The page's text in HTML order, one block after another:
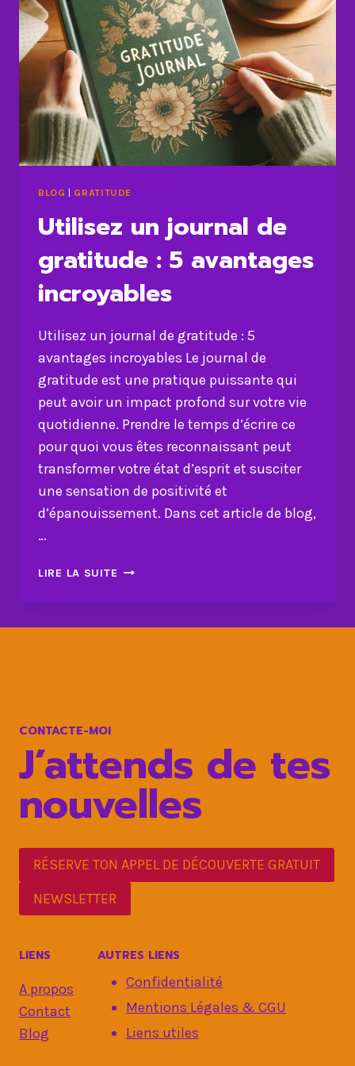
BLOG | GRATITUDE
Utilisez un journal de
gratitude : 5 avantages
incroyables
Utilisez un journal de gratitude : 5
avantages incroyables Le journal de
gratitude est une pratique puissante qui
peut avoir un impact profond sur votre vie
quotidienne. Prendre le temps d’écrire ce
pour quoi vous êtes reconnaissant peut
transformer votre état d’esprit et susciter
une sensation de positivité et
d’épanouissement. Dans cet article de blog,
…
LIRE LA SUITE UTILISEZ
CONTACTE-MOI
J’attends de tes
nouvelles
RÉSERVE TON APPEL DE DÉCOUVERTE GRATUIT
NEWSLETTER
LIENS
A propos
Contact
Blog
AUTRES LIENS
Confidentialité
Mentions Légales & CGU
Liens utiles